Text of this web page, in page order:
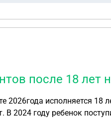
после 18 лет